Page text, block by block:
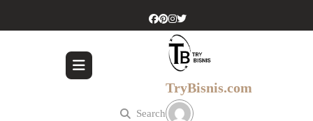
TryBisnis.com
Search